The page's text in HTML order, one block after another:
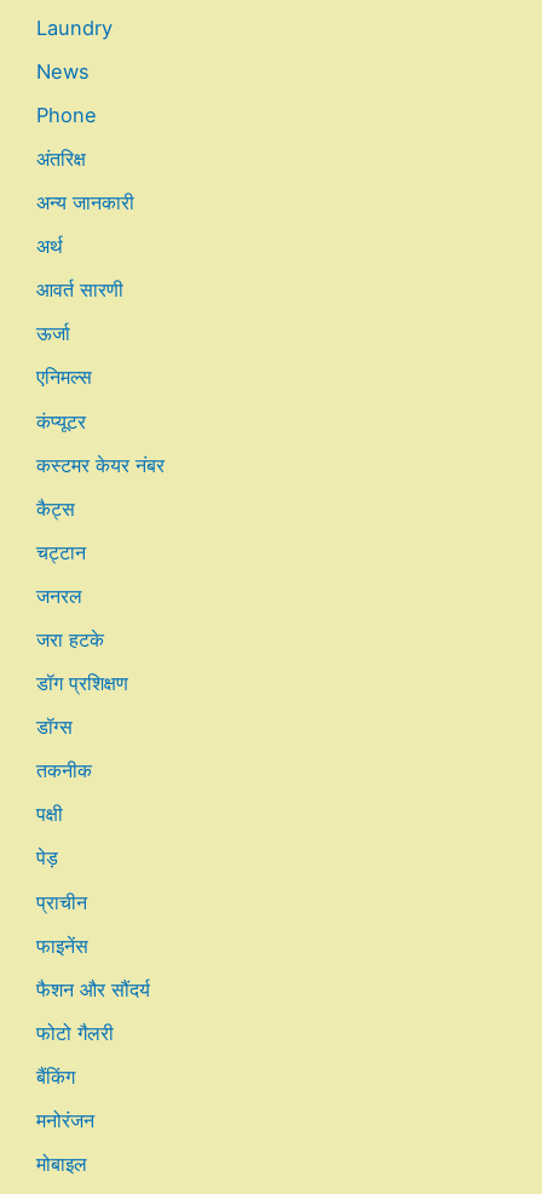
Laundry
News
Phone
अंतरिक्ष
अन्य जानकारी
अर्थ
आवर्त सारणी
ऊर्जा
एनिमल्स
कंप्यूटर
कस्टमर केयर नंबर
कैट्स
चट्टान
जनरल
जरा हटके
डॉग प्रशिक्षण
डॉग्स
तकनीक
पक्षी
पेड़
प्राचीन
फाइनेंस
फैशन और सौंदर्य
फोटो गैलरी
बैंकिंग
मनोरंजन
मोबाइल